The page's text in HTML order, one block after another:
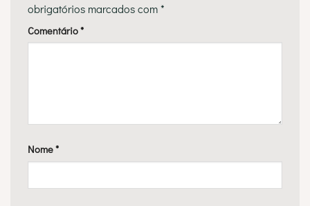
obrigatórios marcados com*
Comentário*
Nome*